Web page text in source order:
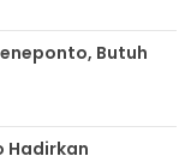
Butuh
Hadirkan